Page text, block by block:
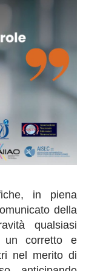
in piena
della
qualsiasi
corretto e
nel merito di